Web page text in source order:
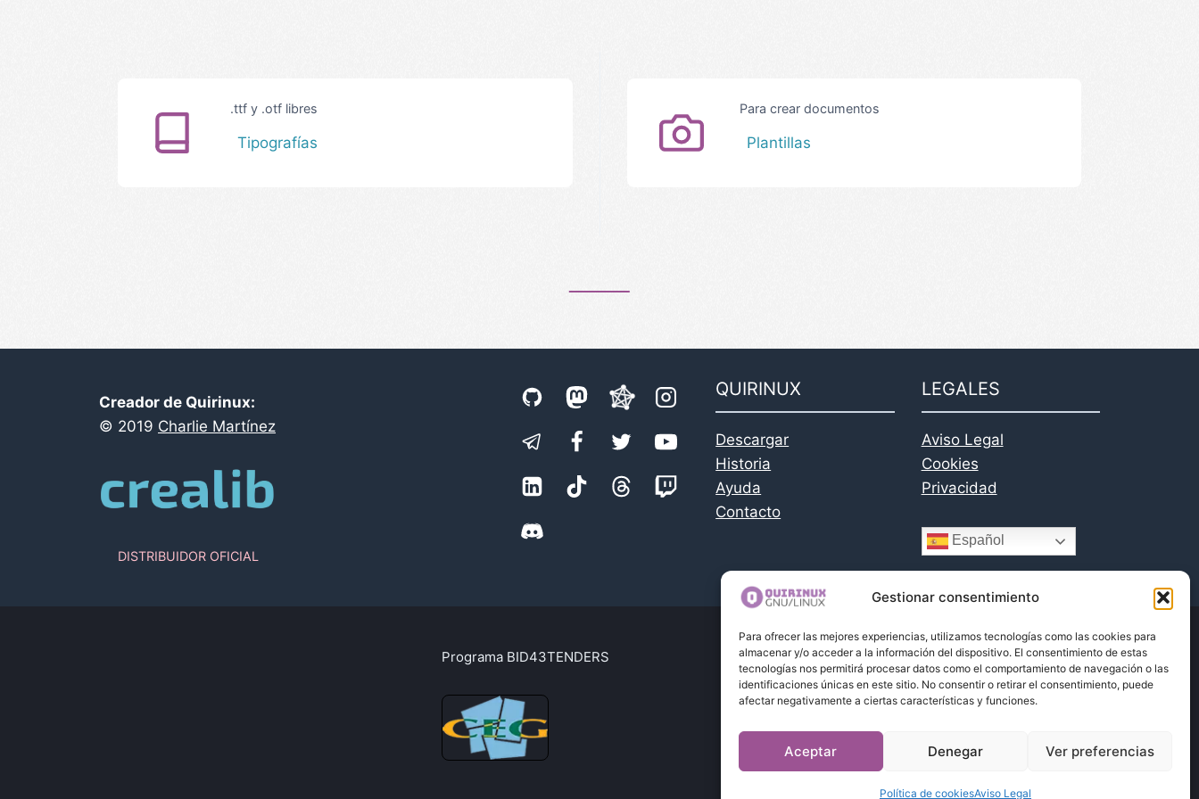
Gestionar consentimiento
Para ofrecer las mejores experiencias, utilizamos tecnologías como las cookies para
almacenar y/o acceder a la información del dispositivo. El consentimiento de estas
tecnologías nos permitirá procesar datos como el comportamiento de navegación o las
identificaciones únicas en este sitio. No consentir o retirar el consentimiento, puede
afectar negativamente a ciertas características y funciones.
Aceptar Denegar Ver preferencias
Política de cookiesAviso Legal
.ttf y .otf libres
Tipografías
Para crear documentos
Plantillas
Creador de Quirinux:
© 2019 Charlie Martínez
DISTRIBUIDOR OFICIAL
QUIRINUX
Descargar
Historia
Ayuda
Contacto
LEGALES
Aviso Legal
Cookies
Privacidad
Español
Programa BID43TENDERS Polo Melide Emprendemento